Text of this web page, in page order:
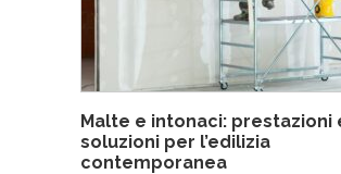
Malte e intonaci: prestazioni
soluzioni per l’edilizia
contemporanea